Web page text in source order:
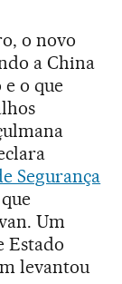
o novo
a China
e o que
Segurança
Um
Estado
levantou